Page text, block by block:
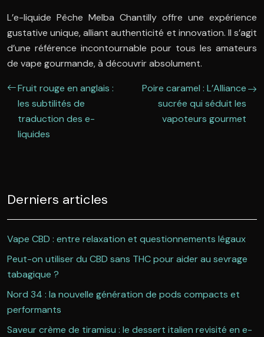
L’e-liquide Pêche Melba Chantilly offre une expérience
gustative unique, alliant authenticité et innovation. Il s’agit
d’une référence incontournable pour tous les amateurs
de vape gourmande, à découvrir absolument.
Fruit rouge en anglais :
les subtilités de
traduction des e-
liquides
Poire caramel : L’Alliance
sucrée qui séduit les
vapoteurs gourmet
Derniers articles
Vape CBD : entre relaxation et questionnements légaux
Peut-on utiliser du CBD sans THC pour aider au sevrage
tabagique ?
Nord 34 : la nouvelle génération de pods compacts et
performants
Saveur crème de tiramisu : le dessert italien revisité en e-